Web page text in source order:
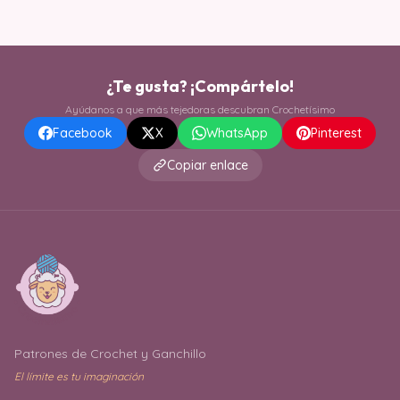
¿Te gusta? ¡Compártelo!
Ayúdanos a que más tejedoras descubran Crochetísimo
Facebook X WhatsApp
Pinterest
Copiar enlace
Patrones de Crochet y Ganchillo
El límite es tu imaginación